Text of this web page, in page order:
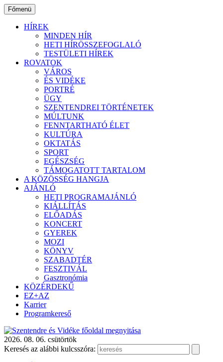
Ugrás
a
tartalomhoz
Főmenü
HÍREK
MINDEN HÍR
HETI HÍRÖSSZEFOGLALÓ
TESTÜLETI HÍREK
ROVATOK
VÁROS
ÉS VIDÉKE
PORTRÉ
ÜGY
SZENTENDREI TÖRTÉNETEK
MÚLTUNK
FENNTARTHATÓ ÉLET
KULTÚRA
OKTATÁS
SPORT
EGÉSZSÉG
TÁMOGATOTT TARTALOM
A KÖZÖSSÉG HANGJA
AJÁNLÓ
HETI PROGRAMAJÁNLÓ
KIÁLLÍTÁS
ELŐADÁS
KONCERT
GYEREK
MOZI
KÖNYV
SZABADTÉR
FESZTIVÁL
Gasztronómia
KÖZÉRDEKŰ
EZ+AZ
Karrier
Programkereső
2026. 08. 06. csütörtök
Keresés az alábbi kulcsszóra: